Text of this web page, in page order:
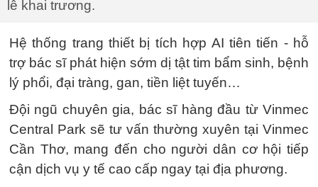
lễ khai trương.
Hệ thống trang thiết bị tích hợp AI tiên tiến - hỗ
trợ bác sĩ phát hiện sớm dị tật tim bẩm sinh, bệnh
lý phổi, đại tràng, gan, tiền liệt tuyến…
Đội ngũ chuyên gia, bác sĩ hàng đầu từ Vinmec
Central Park sẽ tư vấn thường xuyên tại Vinmec
Cần Thơ, mang đến cho người dân cơ hội tiếp
cận dịch vụ y tế cao cấp ngay tại địa phương.